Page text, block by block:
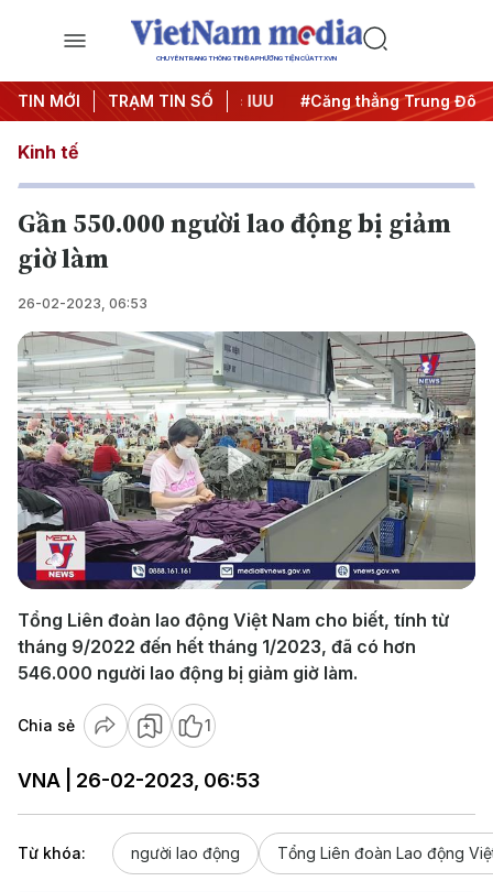
CHUYÊN TRANG THÔNG TIN ĐA PHƯƠNG TIỆN CỦA TTXVN
TIN MỚI TRẠM TIN SỐ
đêm #Chống khai thác IUU #Căng thẳng Trung Đông
Kinh tế
Gần 550.000 người lao động bị giảm
giờ làm
26-02-2023, 06:53
Play
Video
Tổng Liên đoàn lao động Việt Nam cho biết, tính từ
tháng 9/2022 đến hết tháng 1/2023, đã có hơn
546.000 người lao động bị giảm giờ làm.
Chia sẻ 1
VNA | 26-02-2023, 06:53
Từ khóa: người lao động Tổng Liên đoàn Lao động